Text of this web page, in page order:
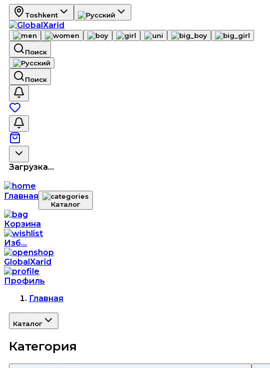
Toshkent
Поиск
Поиск
Загрузка...
Главная
Каталог
Корзина
Изб...
GlobalXarid
Профиль
Главная
Каталог
Категория